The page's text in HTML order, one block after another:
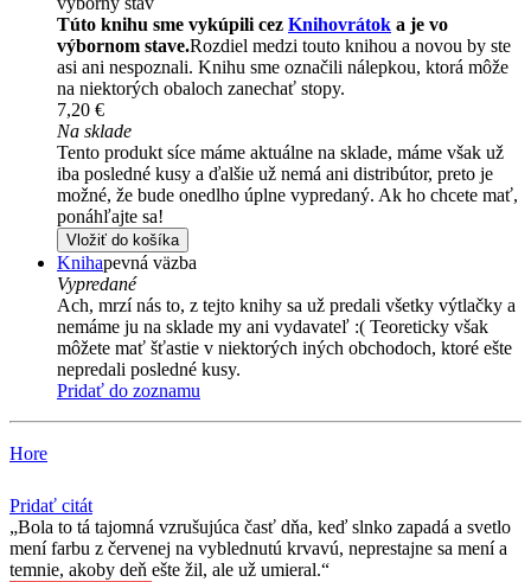
Túto knihu sme vykúpili cez Knihovrátok a je vo
výbornom stave.Rozdiel medzi touto knihou a novou by ste
asi ani nespoznali. Knihu sme označili nálepkou, ktorá môže
na niektorých obaloch zanechať stopy.
7,20 €
Na sklade
Tento produkt síce máme aktuálne na sklade, máme však už
iba posledné kusy a ďalšie už nemá ani distribútor, preto je
možné, že bude onedlho úplne vypredaný. Ak ho chcete mať,
ponáhľajte sa!
Vložiť do košíka
Knihapevná väzba
Vypredané
Ach, mrzí nás to, z tejto knihy sa už predali všetky výtlačky a
nemáme ju na sklade my ani vydavateľ :( Teoreticky však
môžete mať šťastie v niektorých iných obchodoch, ktoré ešte
nepredali posledné kusy.
Pridať do zoznamu
Hore
Pridať citát
Bola to tá tajomná vzrušujúca časť dňa, keď slnko zapadá a svetlo
mení farbu z červenej na vyblednutú krvavú, neprestajne sa mení a
temnie, akoby deň ešte žil, ale už umieral.